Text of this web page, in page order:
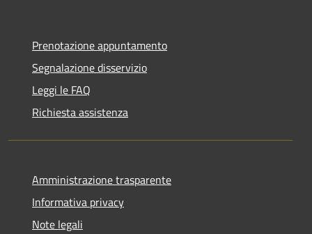
Prenotazione appuntamento
Segnalazione disservizio
Leggi le FAQ
Richiesta assistenza
Amministrazione trasparente
Informativa privacy
Note legali